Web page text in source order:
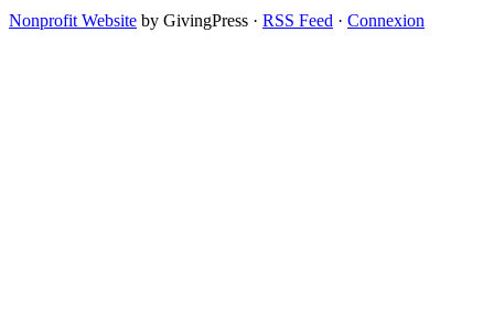
Nonprofit Website by GivingPress · RSS Feed · Connexion